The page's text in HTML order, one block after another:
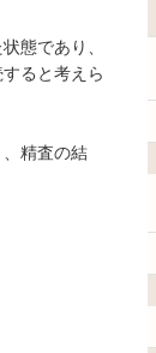
態であり、
ると考えら
精査の結